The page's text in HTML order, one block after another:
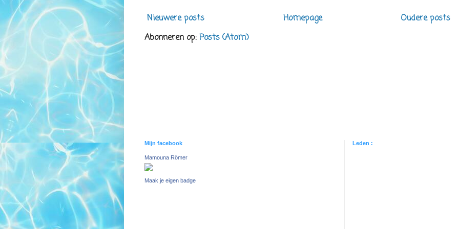
Nieuwere posts Oudere posts
Homepage
Abonneren op: Posts (Atom)
Mijn facebook
Mamouna Römer
Maak je eigen badge
Leden :